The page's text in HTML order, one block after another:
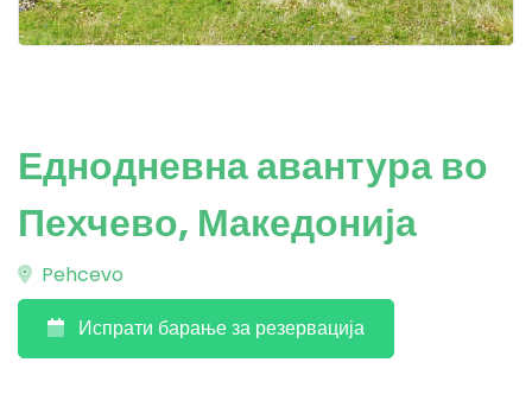
Еднодневна авантура во
Пехчево, Македонија
Pehcevo
Испрати барање за резервација